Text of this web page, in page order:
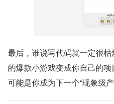
最后，谁说写代码就一定很
的爆款小游戏变成你自己的
可能是你成为下一个“现象级